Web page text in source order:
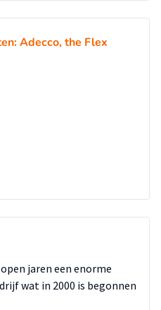
Adecco, the Flex
jaren een enorme
wat in 2000 is begonnen